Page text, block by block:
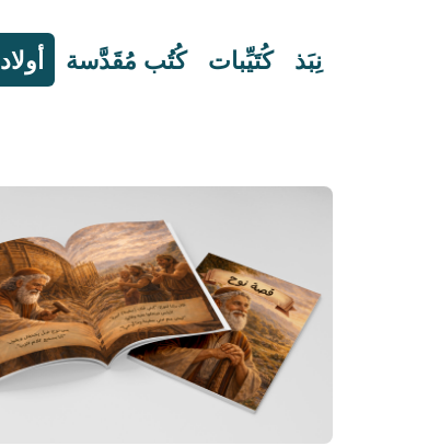
أولاد كُتُب مُقَدَّسة كُتَيِّبات نِبَذ